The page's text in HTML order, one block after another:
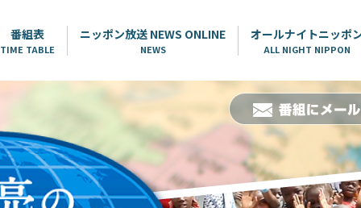
番組表
TIME TABLE
ニッポン放送 NEWS ONLINE
NEWS
オールナイトニッポ
ALL NIGHT NIPPON